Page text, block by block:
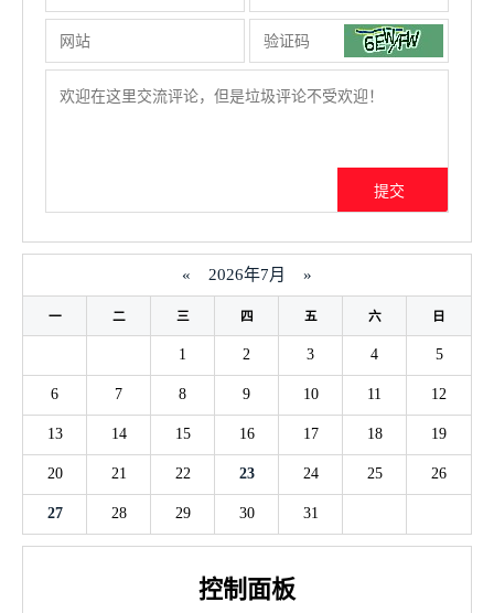
« 2026年7月 »
一 二 三 四 五 六 日
1 2 3 4 5
6 7 8 9 10 11 12
13 14 15 16 17 18 19
20 21 22 23 24 25 26
27 28 29 30 31
控制面板